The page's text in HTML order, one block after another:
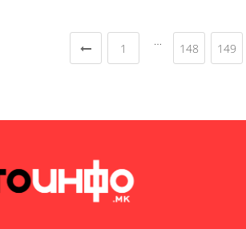
1
…
148 149